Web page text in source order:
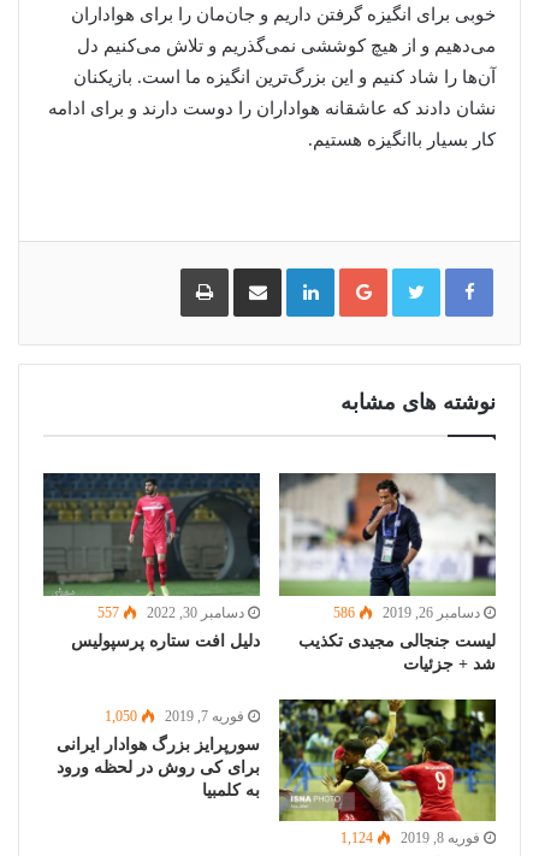
خوبی برای انگیزه گرفتن داریم و جان‌مان را برای هواداران
می‌دهیم و از هیچ کوششی نمی‌گذریم و تلاش می‌کنیم دل
آن‌ها را شاد کنیم و این بزرگ‌ترین انگیزه ما است. بازیکنان
نشان دادند که عاشقانه هواداران را دوست دارند و برای ادامه
کار بسیار باانگیزه هستیم.
گوگل
پلاس
لینکدین اشتراک
گذاری
ایمیل
چاپ
نوشته های مشابه
دسامبر 26, 2019 586
لیست جنجالی مجیدی تکذیب
شد + جزئیات
دسامبر 30, 2022 557
دلیل افت ستاره پرسپولیس
فوریه 8, 2019 1,124
فوریه 7, 2019 1,050
سورپرایز بزرگ هوادار ایرانی
برای کی روش در لحظه ورود
به کلمبیا